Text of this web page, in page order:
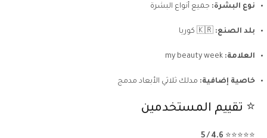
نوع البشرة: جميع أنواع البشرة
بلد الصنع:
العلامة:
خاصية إضافية: مدلك ثلاثي الأبعاد مدمج
⭐ تقييم المستخدمين
⭐⭐⭐⭐⭐
4.6 / 5